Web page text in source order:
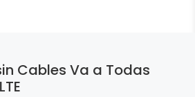
Cables Va a Todas